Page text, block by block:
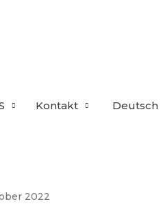
Kontakt Deutsch
2022